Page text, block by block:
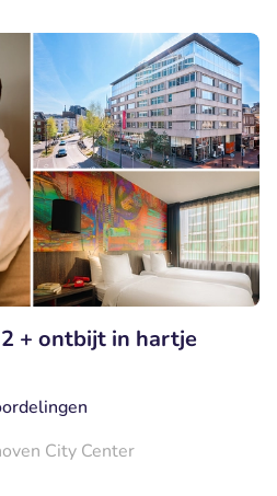
+ ontbijt in hartje
City Center